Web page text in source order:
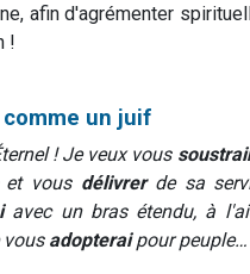
afin d'agrémenter
!
comme un juif
! Je veux vous
et vous délivrerde sa
avec un bras étendu, à
vous adopteraipour peuple…